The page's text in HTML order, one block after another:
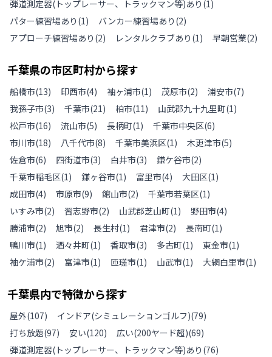
弾道測定器(トップレーサー、トラックマン等)あり (1)
パター練習場あり (1) バンカー練習場あり (2)
アプローチ練習場あり (2) レンタルクラブあり (1) 早朝営業(2)
千葉県の市区町村から探す
船橋市(13) 印西市(4) 袖ヶ浦市(1) 茂原市(2) 浦安市(7)
我孫子市(3) 千葉市(21) 柏市(11) 山武郡九十九里町(1)
松戸市(16) 流山市(5) 長柄町(1) 千葉市中央区(6)
市川市(18) 八千代市(8) 千葉市美浜区(1) 木更津市(5)
佐倉市(6) 四街道市(3) 白井市(3) 鎌ケ谷市(2)
千葉市稲毛区(1) 鎌ヶ谷市(1) 富里市(4) 大田区(1)
成田市(4) 市原市(9) 館山市(2) 千葉市若葉区(1)
いすみ市(2) 習志野市(2) 山武郡芝山町(1) 野田市(4)
勝浦市(2) 旭市(2) 長生村(1) 君津市(2) 長南町(1)
鴨川市(1) 酒々井町(1) 香取市(3) 多古町(1) 東金市(1)
袖ケ浦市(2) 富津市(1) 匝瑳市(1) 山武市(1) 大網白里市(1)
千葉県内で特徴から探す
屋外(107) インドア(シミュレーションゴルフ)(79)
打ち放題(97) 安い(120) 広い(200ヤード超)(69)
弾道測定器(トップレーサー、トラックマン等)あり (76)